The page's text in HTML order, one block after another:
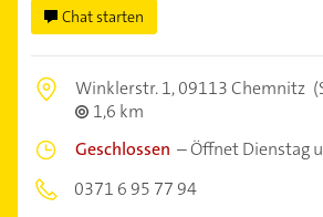
Chat starten
Winklerstr. 1,09113 Chemnitz
1,6 km
Geschlossen –Öffnet Dienstag
0371 6 95 77 94